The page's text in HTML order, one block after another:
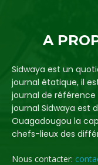
A
Sidwaya est un
journal étatique, il
journal de référence
journal Sidwaya est
Ouagadougou la
chefs-lieux des
Nous contacter: